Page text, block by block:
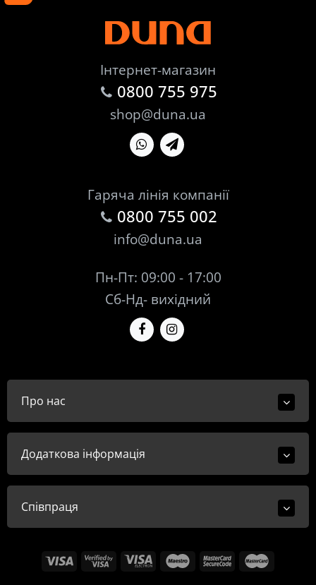
Інтернет-магазин
0800 755 975
shop@duna.ua
Гаряча лінія компанії
0800 755 002
info@duna.ua
Пн-Пт: 09:00 - 17:00
Сб-Нд- вихідний
Про нас
Додаткова інформація
Співпраця